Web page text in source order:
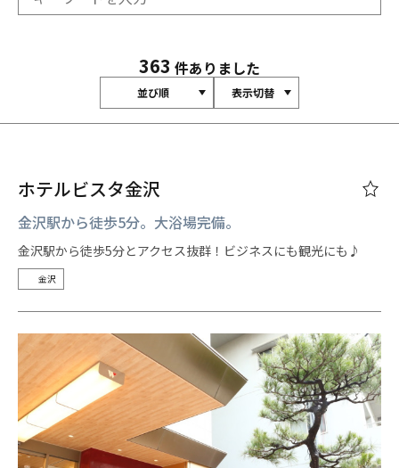
363 件ありました
並び順 表示切替
ホテルビスタ金沢
金沢駅から徒歩5分。大浴場完備。
金沢駅から徒歩5分とアクセス抜群！ビジネスにも観光にも♪
金沢